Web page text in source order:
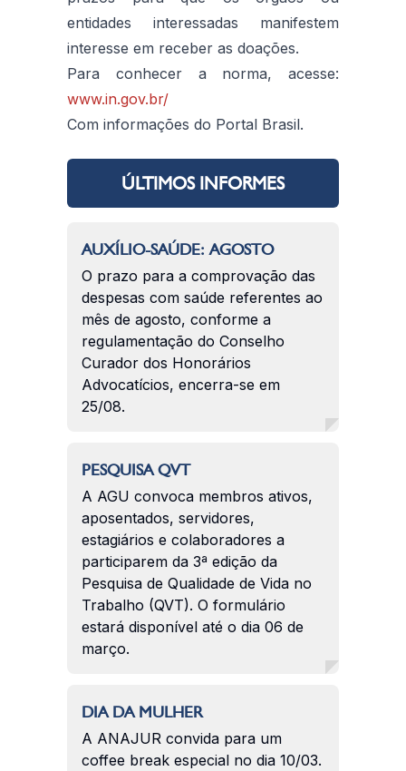
entidades interessadas manifestem
interesse em receber as doações.
Para conhecer a norma, acesse:
www.in.gov.br/
Com informações do Portal Brasil.
ÚLTIMOS INFORMES
AUXÍLIO-SAÚDE: AGOSTO
O prazo para a comprovação das
despesas com saúde referentes ao
mês de agosto, conforme a
regulamentação do Conselho
Curador dos Honorários
Advocatícios, encerra-se em
25/08.
PESQUISA QVT
A AGU convoca membros ativos,
aposentados, servidores,
estagiários e colaboradores a
participarem da 3ª edição da
Pesquisa de Qualidade de Vida no
Trabalho (QVT). O formulário
estará disponível até o dia 06 de
março.
DIA DA MULHER
A ANAJUR convida para um
coffee break especial no dia 10/03.